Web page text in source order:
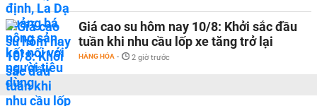
Giá cao su hôm nay 10/8: Khởi sắc đầu
tuần khi nhu cầu lốp xe tăng trở lại
HÀNG HÓA - 2 giờ trước